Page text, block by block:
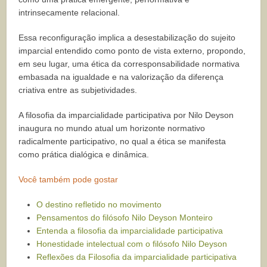
intrinsecamente relacional.
Essa reconfiguração implica a desestabilização do sujeito
imparcial entendido como ponto de vista externo, propondo,
em seu lugar, uma ética da corresponsabilidade normativa
embasada na igualdade e na valorização da diferença
criativa entre as subjetividades.
A filosofia da imparcialidade participativa por Nilo Deyson
inaugura no mundo atual um horizonte normativo
radicalmente participativo, no qual a ética se manifesta
como prática dialógica e dinâmica.
Você também pode gostar
O destino refletido no movimento
Pensamentos do filósofo Nilo Deyson Monteiro
Entenda a filosofia da imparcialidade participativa
Honestidade intelectual com o filósofo Nilo Deyson
Reflexões da Filosofia da imparcialidade participativa